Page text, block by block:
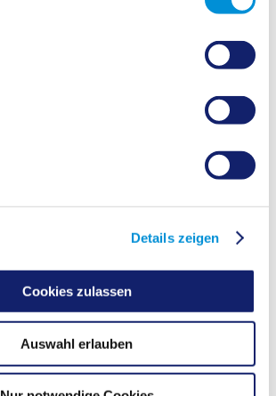
Details zeigen
Cookies zulassen
Auswahl erlauben